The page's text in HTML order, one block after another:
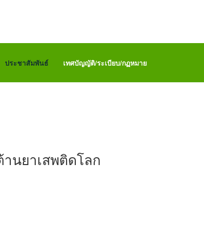
ประชาสัมพันธ์ เทศบัญญัติ/ระเบียบ/กฏหมาย
นยาเสพติดโลก